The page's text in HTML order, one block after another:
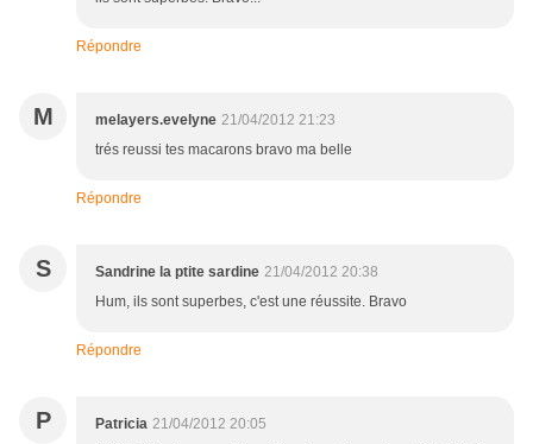
Répondre
M melayers.evelyne 21/04/2012 21:23
trés reussi tes macarons bravo ma belle
Répondre
S Sandrine la ptite sardine 21/04/2012 20:38
Hum, ils sont superbes, c'est une réussite. Bravo
Répondre
P Patricia 21/04/2012 20:05